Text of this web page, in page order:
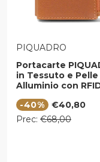
VENDITORE:
PIQUADRO
Portacarte
in Tessuto e Pelle
Alluminio con
Cuoio -
-40%
Prezzo di vendita
€40,80
Prezzo regolare
Prec: €68,00